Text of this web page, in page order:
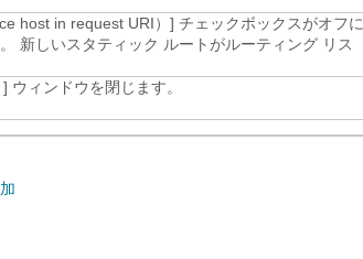
host in request URI）] チェックボックスがオフに
新しいスタティック ルートがルーティング リス
ィンドウを閉じます。